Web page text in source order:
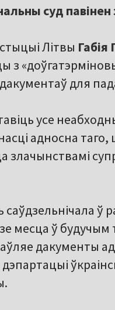
суд павінен
Літвы Габія
з
для
усе
адносна
злачынствамі
ў
месца ў будучым
дакументы